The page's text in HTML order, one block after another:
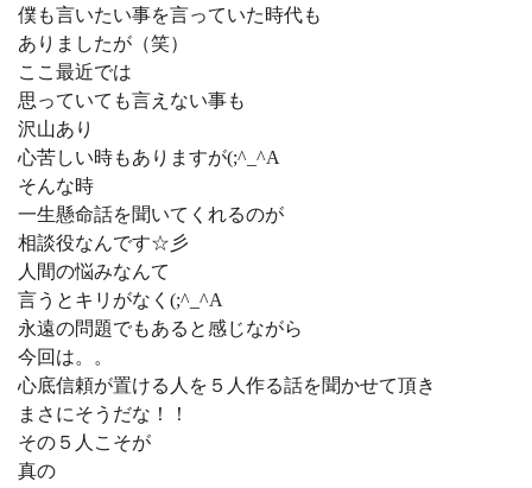
僕も言いたい事を言っていた時代も
ありましたが（笑）
ここ最近では
思っていても言えない事も
沢山あり
心苦しい時もありますが(;^_^A
そんな時
一生懸命話を聞いてくれるのが
相談役なんです☆彡
人間の悩みなんて
言うとキリがなく(;^_^A
永遠の問題でもあると感じながら
今回は。。
心底信頼が置ける人を５人作る話を聞かせて頂き
まさにそうだな！！
その５人こそが
真の